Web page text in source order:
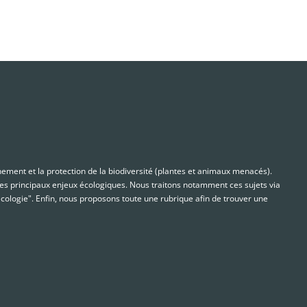
et la protection de la biodiversité (plantes et animaux menacés).
principaux enjeux écologiques. Nous traitons notamment ces sujets via
Enfin, nous proposons toute une rubrique afin de trouver une